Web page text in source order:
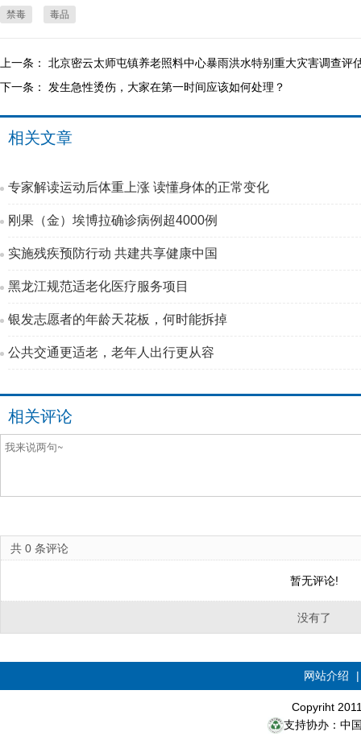
禁毒 毒品
上一条： 北京密云太师屯镇养老照料中心暴雨洪水特别重大灾害调查评
下一条： 发生急性烫伤，大家在第一时间应该如何处理？
相关文章
专家解读运动后体重上涨 读懂身体的正常变化
刚果（金）埃博拉确诊病例超4000例
实施残疾预防行动 共建共享健康中国
黑龙江规范适老化医疗服务项目
银发志愿者的年龄天花板，何时能拆掉
公共交通更适老，老年人出行更从容
相关评论
共 0 条评论
暂无评论!
没有了
网站介绍
Copyriht
支持协办：中